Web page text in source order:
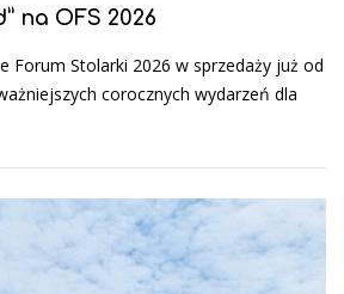
na OFS 2026
Forum Stolarki 2026 w sprzedaży już od
corocznych wydarzeń dla